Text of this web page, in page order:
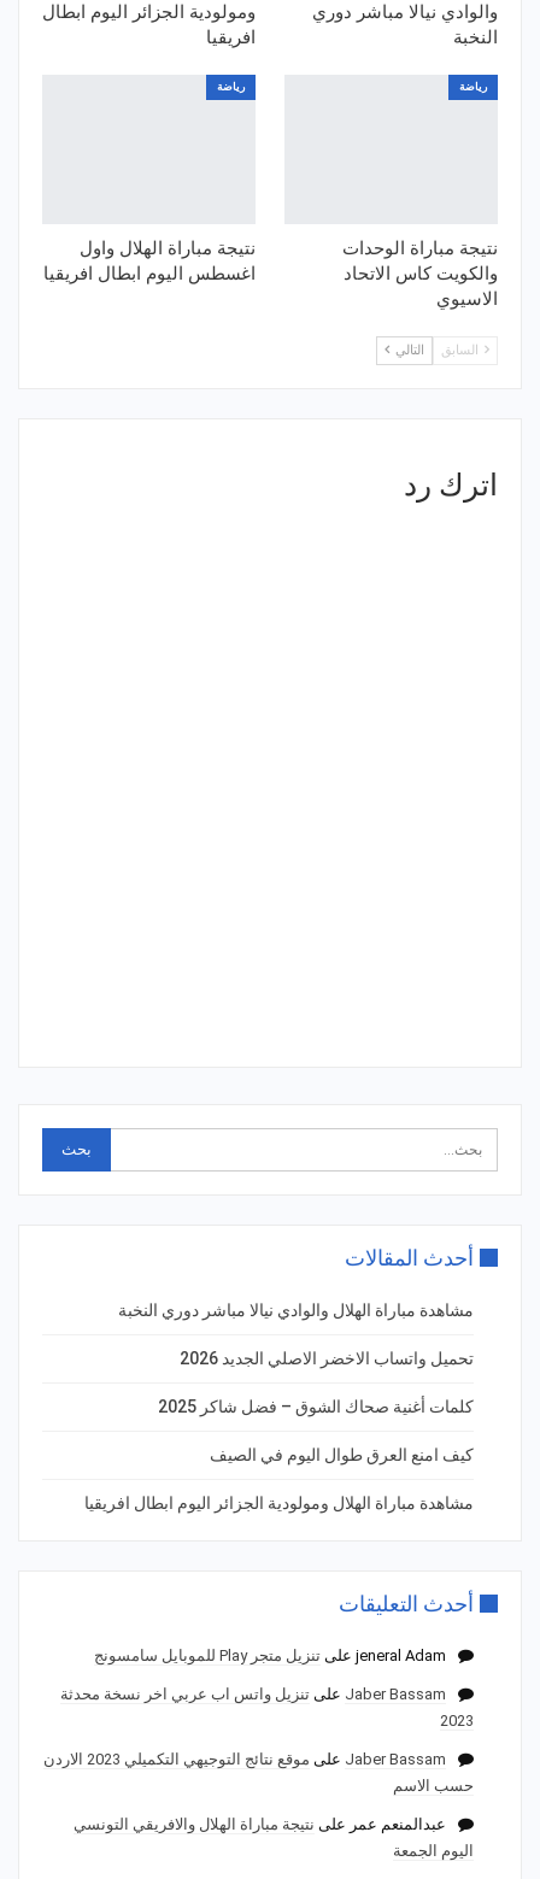
والوادي نيالا مباشر دوري
النخبة
ومولودية الجزائر اليوم ابطال
افريقيا
رياضة
نتيجة مباراة الوحدات
والكويت كاس الاتحاد
الاسيوي
رياضة
نتيجة مباراة الهلال واول
اغسطس اليوم ابطال افريقيا
السابق التالي
اترك رد
أحدث المقالات
مشاهدة مباراة الهلال والوادي نيالا مباشر دوري النخبة
تحميل واتساب الاخضر الاصلي الجديد 2026
كلمات أغنية صحاك الشوق – فضل شاكر 2025
كيف امنع العرق طوال اليوم في الصيف
مشاهدة مباراة الهلال ومولودية الجزائر اليوم ابطال افريقيا
أحدث التعليقات
jeneral Adam على تنزيل متجر Play للموبايل سامسونج
Jaber Bassam على تنزيل واتس اب عربي اخر نسخة محدثة
2023
Jaber Bassam على
موقع نتائج التوجيهي التكميلي 2023 الاردن
حسب الاسم
عبدالمنعم عمر على نتيجة مباراة الهلال والافريقي التونسي
اليوم الجمعة